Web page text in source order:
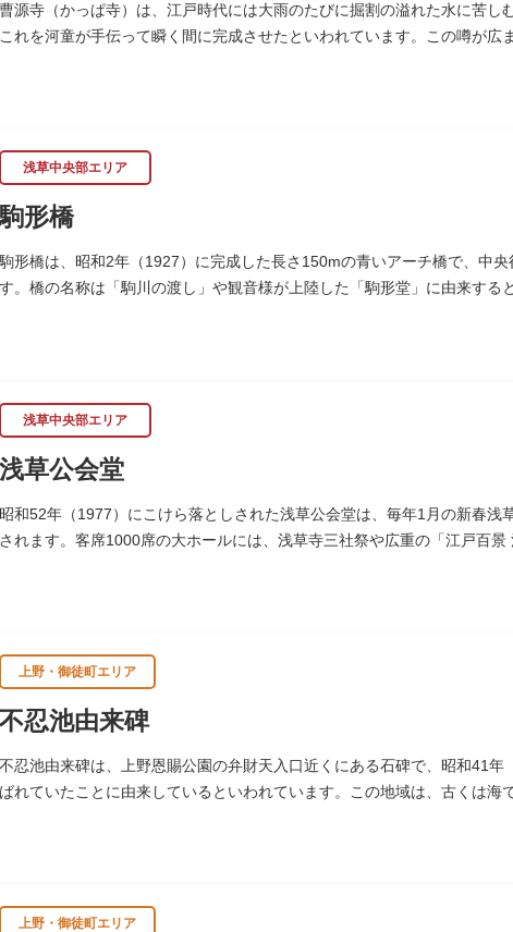
曹源寺（かっぱ寺）は、江戸時代には大雨のたびに掘割の溢れた水に苦し
これを河童が手伝って瞬く間に完成させたといわれています。この噂が
浅草中央部エリア
駒形橋
駒形橋は、昭和2年（1927）に完成した長さ150mの青いアーチ橋で、中
す。橋の名称は「駒川の渡し」や観音様が上陸した「駒形堂」に由来する
浅草中央部エリア
浅草公会堂
昭和52年（1977）にこけら落としされた浅草公会堂は、毎年1月の新春
されます。客席1000席の大ホールには、浅草寺三社祭や広重の「江戸百
上野・御徒町エリア
不忍池由来碑
不忍池由来碑は、上野恩賜公園の弁財天入口近くにある石碑で、昭和41
ばれていたことに由来しているといわれています。この地域は、古くは海
上野・御徒町エリア